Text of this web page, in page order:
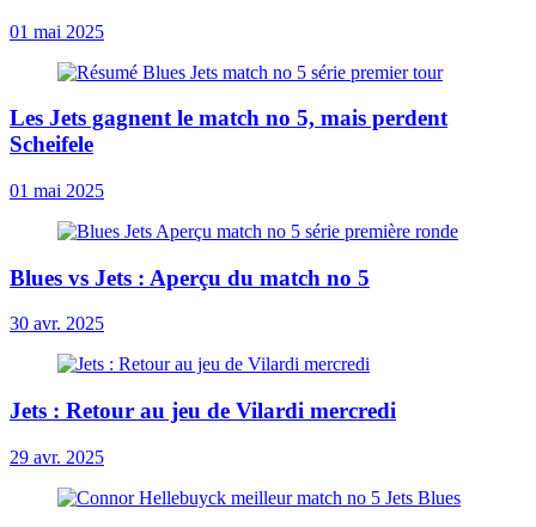
01 mai 2025
Les Jets gagnent le match no 5, mais perdent
Scheifele
01 mai 2025
Blues vs Jets : Aperçu du match no 5
30 avr. 2025
Jets : Retour au jeu de Vilardi mercredi
29 avr. 2025